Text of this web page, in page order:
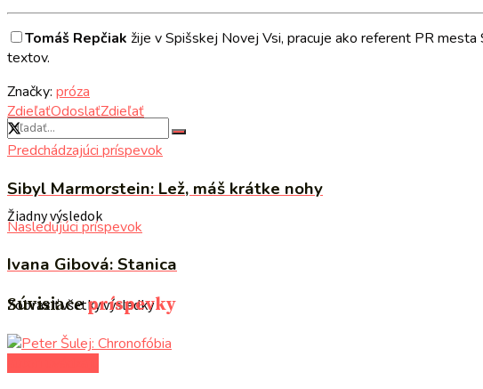
Žiadny výsledok
Zobraziť všetky výsledky
Tomáš Repčiak žije v Spišskej Novej Vsi, pracuje ako referent PR
textov.
Značky: próza
ZdieľaťOdoslaťZdieľať
Predchádzajúci príspevok
Sibyl Marmorstein: Lež, máš krátke nohy
Nasledujúci príspevok
Ivana Gibová: Stanica
Súvisiace príspevky